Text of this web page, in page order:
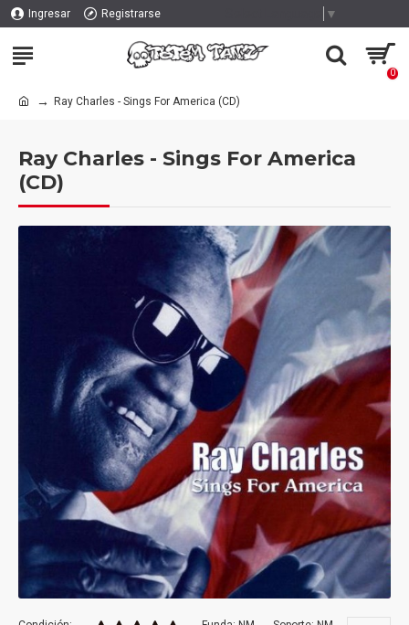
Ingresar Registrarse ▼
0
Ray Charles - Sings For America (CD)
Ray Charles - Sings For America
(CD)